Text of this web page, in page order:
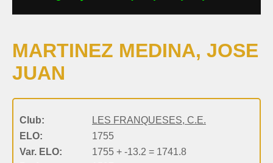
MARTINEZ MEDINA, JOSE
JUAN
Club:
LES FRANQUESES, C.E.
ELO:
1755
Var. ELO:
1755 + -13.2 = 1741.8